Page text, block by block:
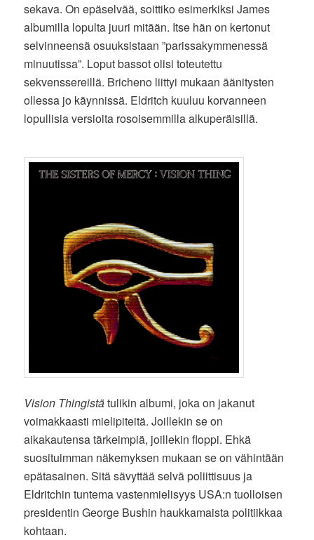
sekava. On epäselvää, soittiko esimerkiksi James
albumilla lopulta juuri mitään. Itse hän on kertonut
selvinneensä osuuksistaan ”parissakymmenessä
minuutissa”. Loput bassot olisi toteutettu
sekvenssereillä. Bricheno liittyi mukaan äänitysten
ollessa jo käynnissä. Eldritch kuuluu korvanneen
lopullisia versioita rosoisemmilla alkuperäisillä.
Vision Thingistätulikin albumi, joka on jakanut
voimakkaasti mielipiteitä. Joillekin se on
aikakautensa tärkeimpiä, joillekin floppi. Ehkä
suosituimman näkemyksen mukaan se on vähintään
epätasainen. Sitä sävyttää selvä poliittisuus ja
Eldritchin tuntema vastenmielisyys USA:n tuolloisen
presidentin George Bushin haukkamaista politiikkaa
kohtaan.